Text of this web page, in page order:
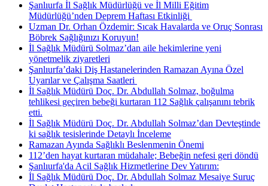
Şanlıurfa İl Sağlık Müdürlüğü ve İl Milli Eğitim
Müdürlüğü’nden Deprem Haftası Etkinliği ​
Uzman Dr. Orhan Özdemir: Sıcak Havalarda ve Oruç Sonrası
Böbrek Sağlığınızı Koruyun!
İl Sağlık Müdürü Solmaz’dan aile hekimlerine yeni
yönetmelik ziyaretleri
Şanlıurfa’daki Diş Hastanelerinden Ramazan Ayına Özel
Uyarılar ve Çalışma Saatleri ​
İl Sağlık Müdürü Doç. Dr. Abdullah Solmaz, boğulma
tehlikesi geçiren bebeği kurtaran 112 Sağlık çalışanını tebrik
etti.
İl Sağlık Müdürü Doç. Dr. Abdullah Solmaz’dan Devteştinde
ki sağlık tesislerinde Detaylı İnceleme
Ramazan Ayında Sağlıklı Beslenmenin Önemi
112’den hayat kurtaran müdahale; Bebeğin nefesi geri döndü
Şanlıurfa'da Acil Sağlık Hizmetlerine Dev Yatırım:
İl Sağlık Müdürü Doç. Dr. Abdullah Solmaz Mesaiye Suruç